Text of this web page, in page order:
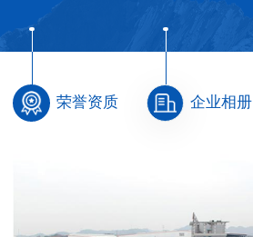
荣誉资质 企业相册